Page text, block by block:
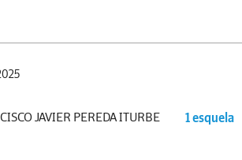
JAVIER PEREDA ITURBE 1 esquela